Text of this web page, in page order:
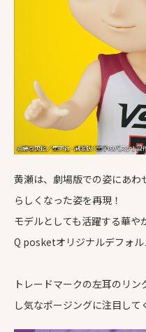
黄瀬は、劇場版での姿にあわ
らしくなった姿を再現！
モデルとしても活躍する華や
Q posketオリジナルデフォル
トレードマークの左耳のリ
し気なポージングに注目して